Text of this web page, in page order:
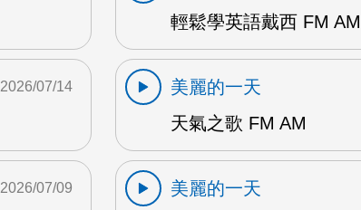
輕鬆學英語戴西 FM AM
2026/07/14
美麗的一天
天氣之歌 FM AM
2026/07/09
美麗的一天